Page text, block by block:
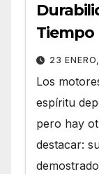
Tiempo
23
Los
espíritu
pero hay
destacar: